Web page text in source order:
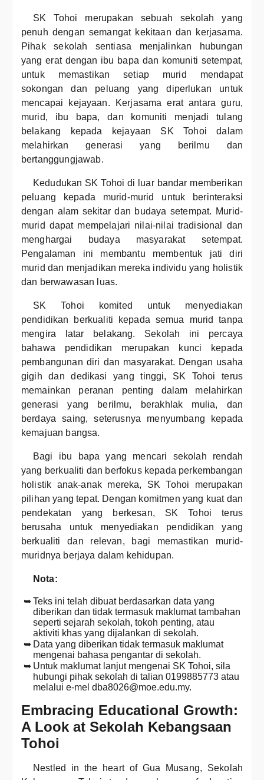
SK Tohoi merupakan sebuah sekolah yang
penuh dengan semangat kekitaan dan kerjasama.
Pihak sekolah sentiasa menjalinkan hubungan
yang erat dengan ibu bapa dan komuniti setempat,
untuk memastikan setiap murid mendapat
sokongan dan peluang yang diperlukan untuk
mencapai kejayaan. Kerjasama erat antara guru,
murid, ibu bapa, dan komuniti menjadi tulang
belakang kepada kejayaan SK Tohoi dalam
melahirkan generasi yang berilmu dan
bertanggungjawab.
Kedudukan SK Tohoi di luar bandar memberikan
peluang kepada murid-murid untuk berinteraksi
dengan alam sekitar dan budaya setempat. Murid-
murid dapat mempelajari nilai-nilai tradisional dan
menghargai budaya masyarakat setempat.
Pengalaman ini membantu membentuk jati diri
murid dan menjadikan mereka individu yang holistik
dan berwawasan luas.
SK Tohoi komited untuk menyediakan
pendidikan berkualiti kepada semua murid tanpa
mengira latar belakang. Sekolah ini percaya
bahawa pendidikan merupakan kunci kepada
pembangunan diri dan masyarakat. Dengan usaha
gigih dan dedikasi yang tinggi, SK Tohoi terus
memainkan peranan penting dalam melahirkan
generasi yang berilmu, berakhlak mulia, dan
berdaya saing, seterusnya menyumbang kepada
kemajuan bangsa.
Bagi ibu bapa yang mencari sekolah rendah
yang berkualiti dan berfokus kepada perkembangan
holistik anak-anak mereka, SK Tohoi merupakan
pilihan yang tepat. Dengan komitmen yang kuat dan
pendekatan yang berkesan, SK Tohoi terus
berusaha untuk menyediakan pendidikan yang
berkualiti dan relevan, bagi memastikan murid-
muridnya berjaya dalam kehidupan.
Nota:
Teks ini telah dibuat berdasarkan data yang
diberikan dan tidak termasuk maklumat tambahan
seperti sejarah sekolah, tokoh penting, atau
aktiviti khas yang dijalankan di sekolah.
Data yang diberikan tidak termasuk maklumat
mengenai bahasa pengantar di sekolah.
Untuk maklumat lanjut mengenai SK Tohoi, sila
hubungi pihak sekolah di talian 0199885773 atau
melalui e-mel dba8026@moe.edu.my.
Embracing Educational Growth:
A Look at Sekolah Kebangsaan
Tohoi
Nestled in the heart of Gua Musang, Sekolah